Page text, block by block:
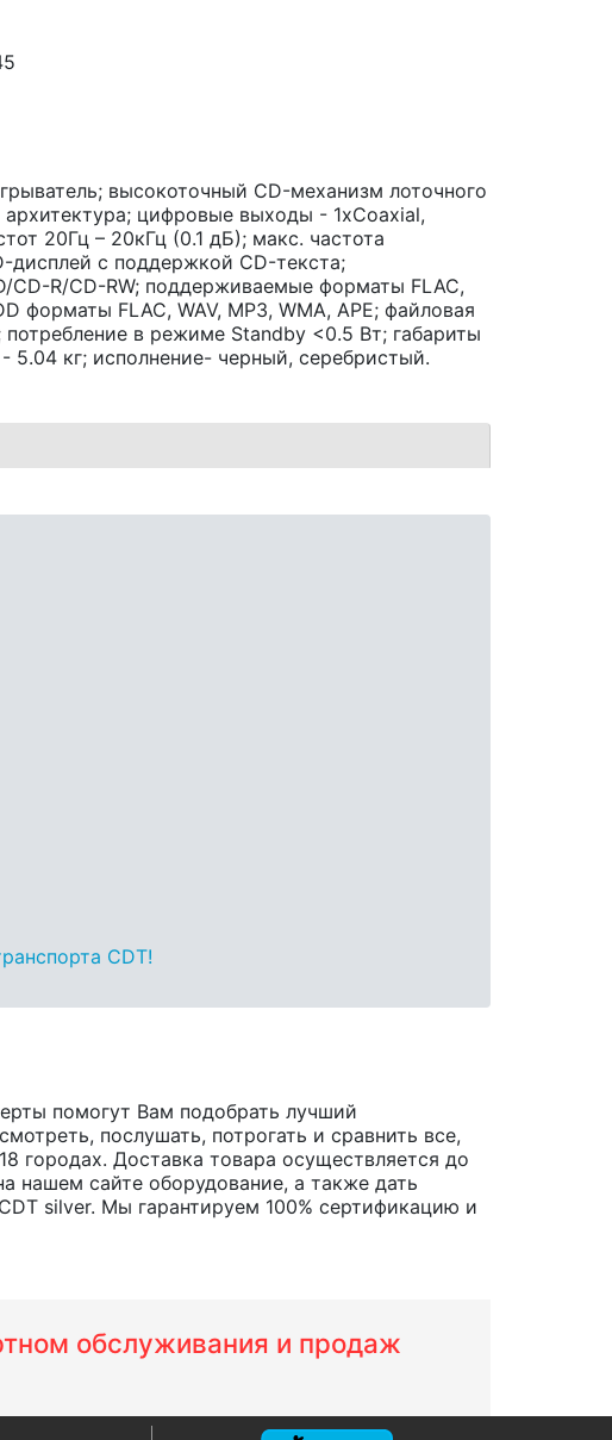
высокоточный CD-механизм лоточного
архитектура; цифровые выходы - 1xCoaxial,
20Гц – 20кГц (0.1 дБ); макс. частота
дисплей с поддержкой CD-текста;
CD-R/CD-RW; поддерживаемые форматы FLAC,
форматы FLAC, WAV, MP3, WMA, APE; файловая
потребление в режиме Standby <0.5 Вт; габариты
кг; исполнение- черный, серебристый.
CDT!
помогут Вам подобрать лучший
послушать, потрогать и сравнить все,
городах. Доставка товара осуществляется до
нашем сайте оборудование, а также дать
silver. Мы гарантируем 100% сертификацию и
обслуживания и продаж